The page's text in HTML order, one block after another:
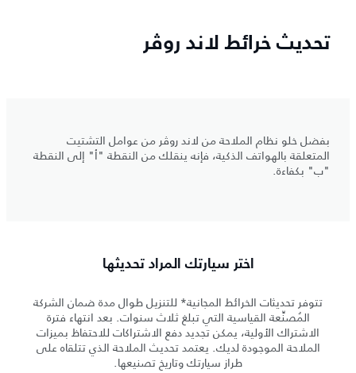
تحديث خرائط لاند روڤر
بفضل خلو نظام الملاحة من لاند روڤر من عوامل التشتيت
المتعلقة بالهواتف الذكية، فإنه ينقلك من النقطة "أ" إلى النقطة
"ب" بكفاءة.
اختر سيارتك المراد تحديثها
تتوفر تحديثات الخرائط المجانية* للتنزيل طوال مدة ضمان الشركة
المُصنِّعة القياسية التي تبلغ ثلاث سنوات. بعد انتهاء فترة
الاشتراك الأولية، يمكن تجديد دفع الاشتراكات للاحتفاظ بميزات
الملاحة الموجودة لديك. يعتمد تحديث الملاحة الذي تتلقاه على
طراز سيارتك وتاريخ تصنيعها.